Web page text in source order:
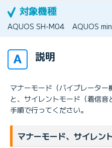
AQUOS SH-M04 AQUOS
説明
マナーモード（バイブレーター
と、サイレントモード（着信
手順で行ってください。
マナーモード、サイレン